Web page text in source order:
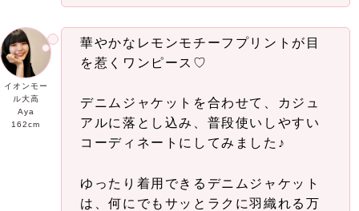
イオンモー
ル大高
Aya
162cm
華やかなレモンモチーフプリントが目
を惹くワンピース♡
デニムジャケットを合わせて、カジュ
アルに落とし込み、普段使いしやすい
コーディネートにしてみました♪
ゆったり着用できるデニムジャケット
は、何にでもサッとラクに羽織れる万